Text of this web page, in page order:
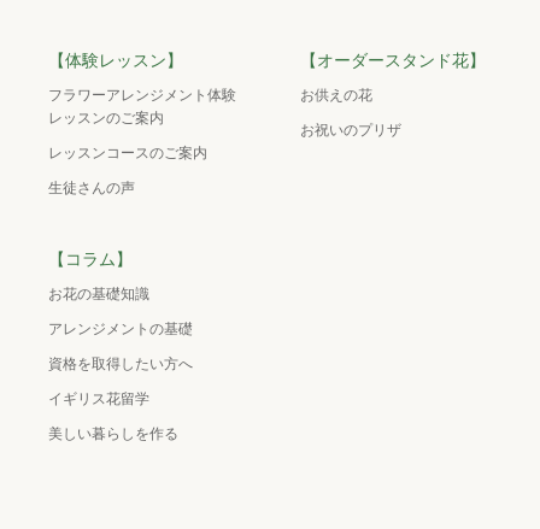
【体験レッスン】
フラワーアレンジメント体験
レッスンのご案内
レッスンコースのご案内
生徒さんの声
【オーダースタンド花】
お供えの花
お祝いのプリザ
【コラム】
お花の基礎知識
アレンジメントの基礎
資格を取得したい方へ
イギリス花留学
美しい暮らしを作る